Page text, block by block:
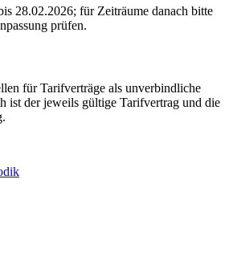
28.02.2026; für Zeiträume danach bitte
prüfen.
für Tarifverträge als unverbindliche
ist der jeweils gültige Tarifvertrag und die